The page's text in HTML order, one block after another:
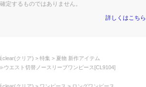
定するものではありません。
詳しくはこちら
clear(クリア) 特集
夏物 新作アイテム
エスト切替ノースリーブワンピース[CL9104]